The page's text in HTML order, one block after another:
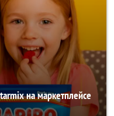
на маркетплейсе